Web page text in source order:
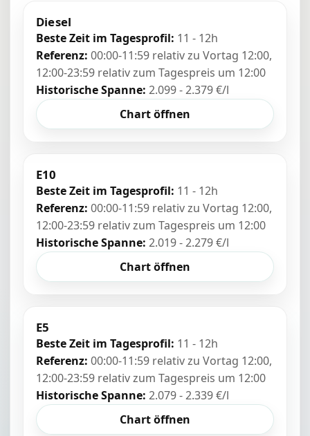
Diesel
Beste Zeit im Tagesprofil: 11 - 12h
Referenz: 00:00-11:59 relativ zu Vortag 12:00,
12:00-23:59 relativ zum Tagespreis um 12:00
Historische Spanne: 2.099 - 2.379 €/l
Chart öffnen
E10
Beste Zeit im Tagesprofil: 11 - 12h
Referenz: 00:00-11:59 relativ zu Vortag 12:00,
12:00-23:59 relativ zum Tagespreis um 12:00
Historische Spanne: 2.019 - 2.279 €/l
Chart öffnen
E5
Beste Zeit im Tagesprofil: 11 - 12h
Referenz: 00:00-11:59 relativ zu Vortag 12:00,
12:00-23:59 relativ zum Tagespreis um 12:00
Historische Spanne: 2.079 - 2.339 €/l
Chart öffnen